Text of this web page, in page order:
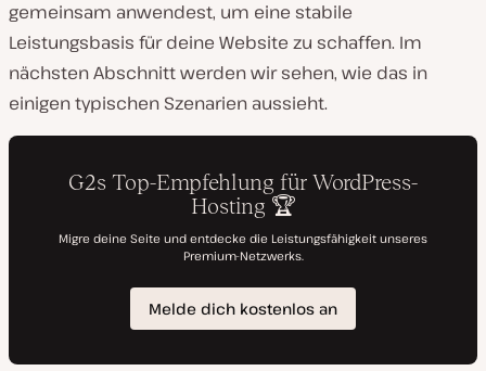
gemeinsam anwendest, um eine stabile
Leistungsbasis für deine Website zu schaffen. Im
nächsten Abschnitt werden wir sehen, wie das in
einigen typischen Szenarien aussieht.